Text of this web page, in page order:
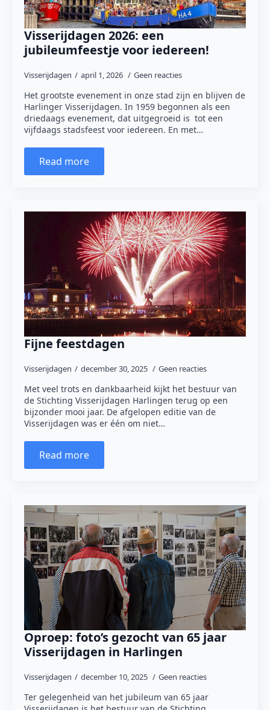
Visserijdagen 2026: een
jubileumfeestje voor iedereen!
Visserijdagen april 1, 2026 Geen reacties
Het grootste evenement in onze stad zijn en blijven de
Harlinger Visserijdagen. In 1959 begonnen als een
driedaags evenement, dat uitgegroeid is tot een
vijfdaags stadsfeest voor iedereen. En met…
Read more
Fijne feestdagen
Visserijdagen december 30, 2025 Geen reacties
Met veel trots en dankbaarheid kijkt het bestuur van
de Stichting Visserijdagen Harlingen terug op een
bijzonder mooi jaar. De afgelopen editie van de
Visserijdagen was er één om niet…
Read more
Oproep: foto’s gezocht van 65 jaar
Visserijdagen in Harlingen
Visserijdagen december 10, 2025 Geen reacties
Ter gelegenheid van het jubileum van 65 jaar